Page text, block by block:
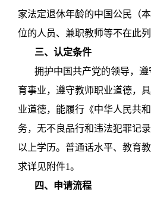
家法定退休年龄的中国公民（
位的人员、兼职教师等不在此列
三、认定条件
拥护中国共产党的领导，
育事业，遵守教师职业道德，
业道德，能履行《中华人民共
务，无不良品行和违法犯罪记
以上学历。普通话水平、教育
求详见附件1。
四、申请流程